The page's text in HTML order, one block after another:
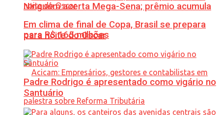
Ninguém acerta Mega-Sena; prêmio acumula
para R$ 165 milhões
Em clima de final de Copa, Brasil se prepara
para noite do Oscar
Padre Rodrigo é apresentado como vigário no
Santuário